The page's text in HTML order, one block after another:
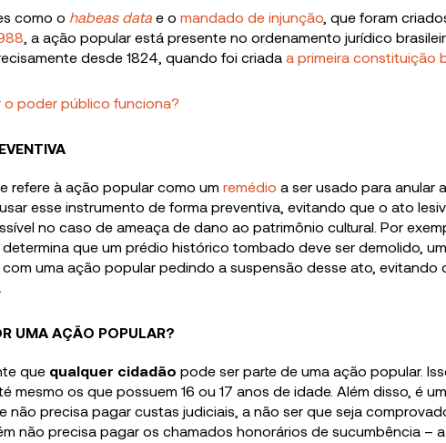
como o habeas data e o mandado de injunção , que foram
, a ação popular está presente no ordenamento jurídico
desde 1824, quando foi criada a primeira constituição
o poder público funciona?
refere à ação popular como um remédio a ser usado para anular
esse instrumento de forma preventiva, evitando que o ato
no caso de ameaça de dano ao patrimônio cultural. Por
determina que um prédio histórico tombado deve ser demolido, um
uma ação popular pedindo a suspensão desse ato, evitando
UMA AÇÃO POPULAR?
que qualquer cidadão pode ser parte de uma ação popular.
mesmo os que possuem 16 ou 17 anos de idade. Além disso, é
não precisa pagar custas judiciais, a não ser que seja
não precisa pagar os chamados honorários de sucumbência – a